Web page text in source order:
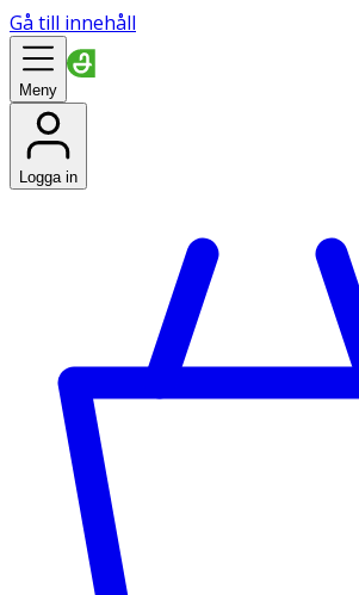
Gå till innehåll
Meny
Logga in